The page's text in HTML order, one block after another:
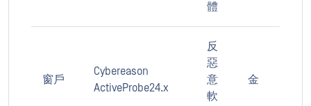
體
窗戶
Cybereason
ActiveProbe24.x
反
惡
意
軟
金